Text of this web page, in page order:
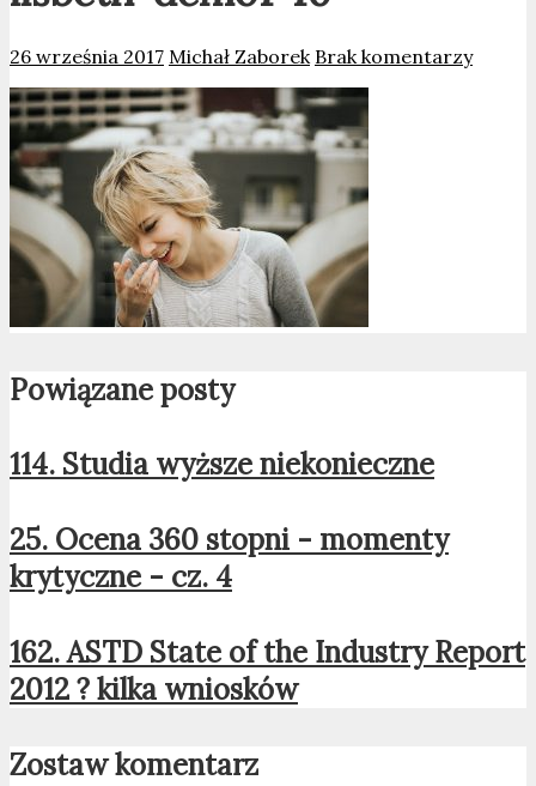
26 września 2017 Michał Zaborek Brak komentarzy
Powiązane posty
114. Studia wyższe niekonieczne
25. Ocena 360 stopni - momenty
krytyczne - cz. 4
162. ASTD State of the Industry Report
2012 ? kilka wniosków
Zostaw komentarz